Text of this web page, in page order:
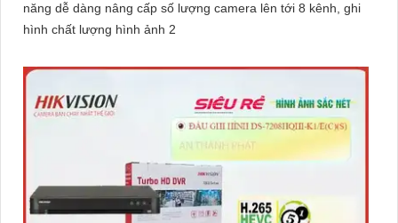
năng dễ dàng nâng cấp số lượng camera lên tới 8 kênh, ghi
hình chất lượng hình ảnh 2